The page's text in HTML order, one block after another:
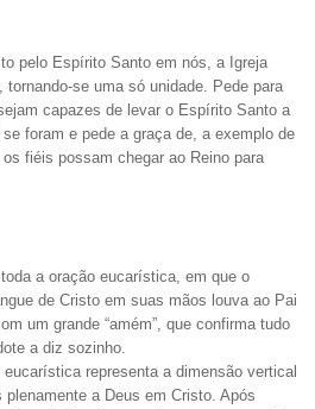
pelo Espírito Santo em nós, a Igreja
tornando-se uma só unidade. Pede para
capazes de levar o Espírito Santo a
foram e pede a graça de, a exemplo de
fiéis possam chegar ao Reino para
a oração eucarística, em que o
de Cristo em suas mãos louva ao Pai
um grande “amém”, que confirma tudo
a diz sozinho.
representa a dimensão vertical
a Deus em Cristo. Após